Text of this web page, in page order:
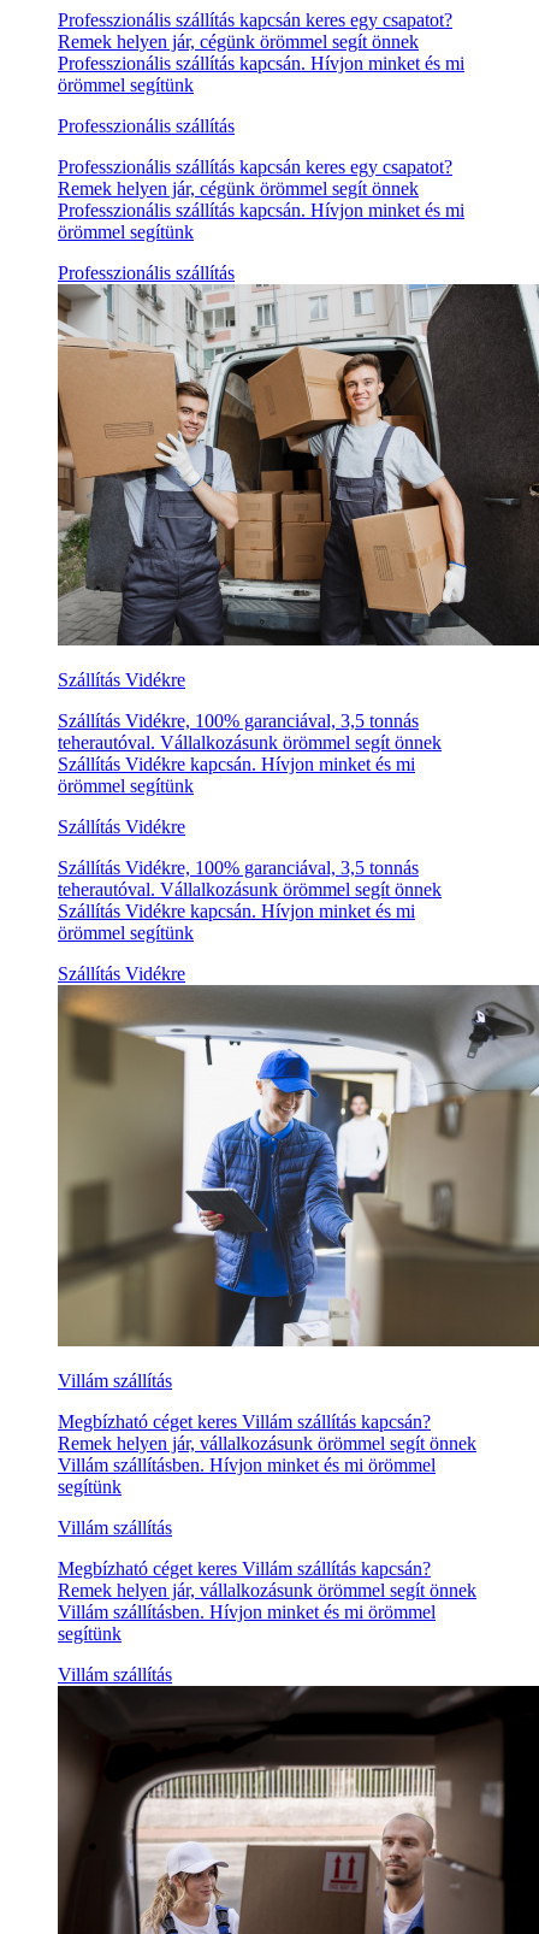
Professzionális szállítás kapcsán keres egy csapatot?
Remek helyen jár, cégünk örömmel segít önnek
Professzionális szállítás kapcsán. Hívjon minket és mi
örömmel segítünk
Professzionális szállítás
Professzionális szállítás kapcsán keres egy csapatot?
Remek helyen jár, cégünk örömmel segít önnek
Professzionális szállítás kapcsán. Hívjon minket és mi
örömmel segítünk
Professzionális szállítás
Szállítás Vidékre
Szállítás Vidékre, 100% garanciával, 3,5 tonnás
teherautóval. Vállalkozásunk örömmel segít önnek
Szállítás Vidékre kapcsán. Hívjon minket és mi
örömmel segítünk
Szállítás Vidékre
Szállítás Vidékre, 100% garanciával, 3,5 tonnás
teherautóval. Vállalkozásunk örömmel segít önnek
Szállítás Vidékre kapcsán. Hívjon minket és mi
örömmel segítünk
Szállítás Vidékre
Villám szállítás
Megbízható céget keres Villám szállítás kapcsán?
Remek helyen jár, vállalkozásunk örömmel segít önnek
Villám szállításben. Hívjon minket és mi örömmel
segítünk
Villám szállítás
Megbízható céget keres Villám szállítás kapcsán?
Remek helyen jár, vállalkozásunk örömmel segít önnek
Villám szállításben. Hívjon minket és mi örömmel
segítünk
Villám szállítás